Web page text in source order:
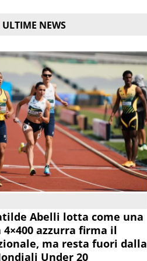
ULTIME NEWS
Abelli lotta come una
4×400 azzurra firma il
ma resta fuori dalla
Under 20